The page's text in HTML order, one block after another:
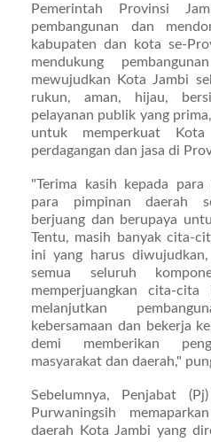
Pemerintah Provinsi
pembangunan dan
kabupaten dan kota se-
mendukung
mewujudkan Kota Jambi
rukun, aman, hijau,
pelayanan publik yang
untuk memperkuat
perdagangan dan jasa di
"Terima kasih kepada
para pimpinan daerah
berjuang dan berupaya
Tentu, masih banyak cita-
ini yang harus
semua seluruh
memperjuangkan cita-
melanjutkan
kebersamaan dan bekerja
demi memberikan
masyarakat dan daerah,"
Sebelumnya, Penjabat
Purwaningsih
daerah Kota Jambi yang